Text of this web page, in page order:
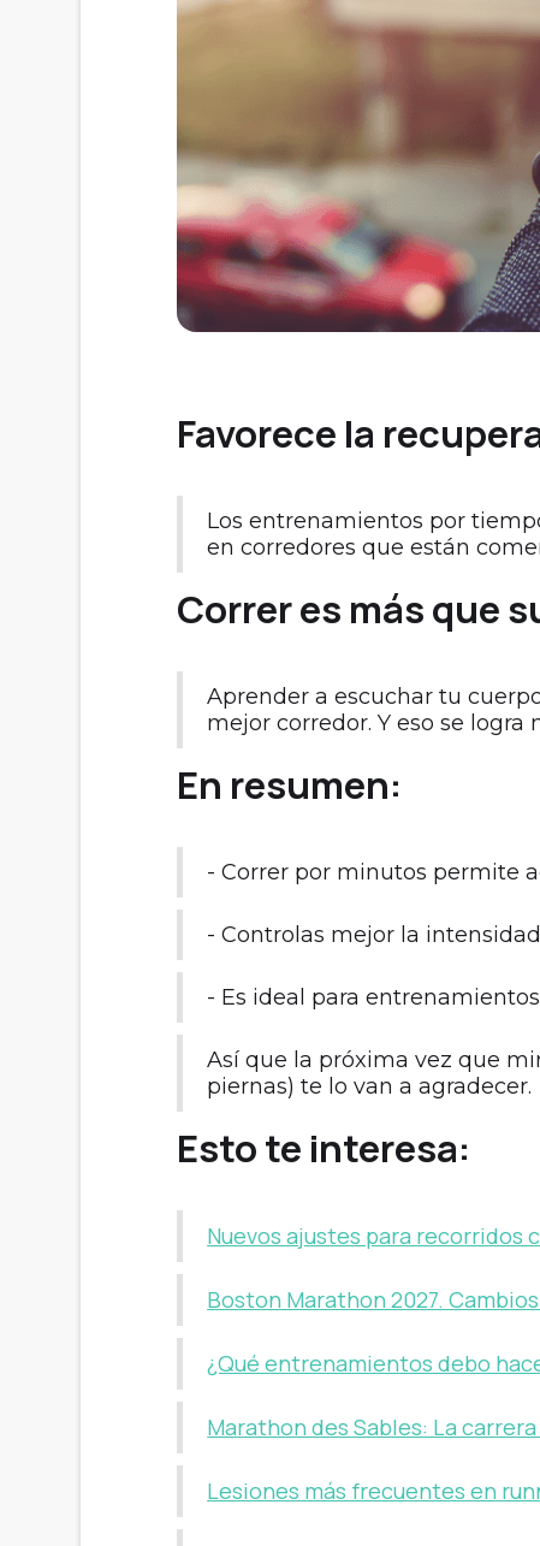
Favorece la
Los entrenamientos por
en corredores que están
Correr es más que
Aprender a escuchar tu
mejor corredor. Y eso se
En resumen:
- Correr por minutos permite
- Controlas mejor la
- Es ideal para
Así que la próxima vez que
piernas) te lo van a agradecer.
Esto te interesa:
Nuevos ajustes para recorridos
Boston Marathon 2027.
¿Qué entrenamientos debo
Marathon des Sables: La
Lesiones más frecuentes en